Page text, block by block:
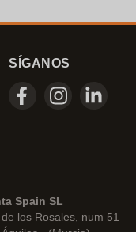
SÍGANOS
Spain SL
los Rosales, num 51